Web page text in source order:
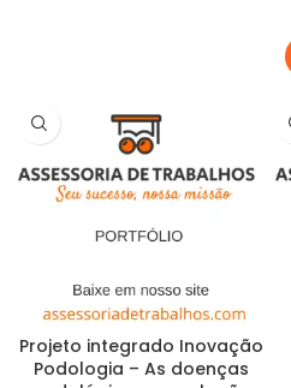
Projeto integrado Inovação
Podologia – As doenças